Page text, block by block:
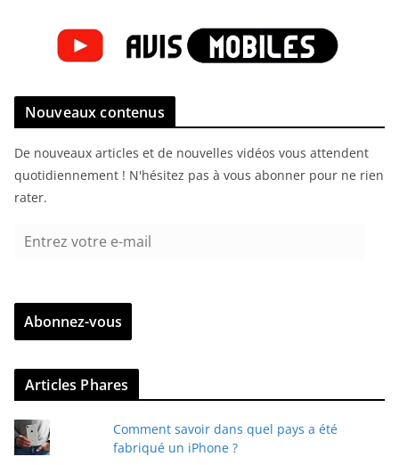
Nouveaux contenus
De nouveaux articles et de nouvelles vidéos vous attendent
quotidiennement ! N'hésitez pas à vous abonner pour ne rien
rater.
r
z
v
r
e
Abonnez-vous
Articles Phares
Comment savoir dans quel pays a été
fabriqué un iPhone ?